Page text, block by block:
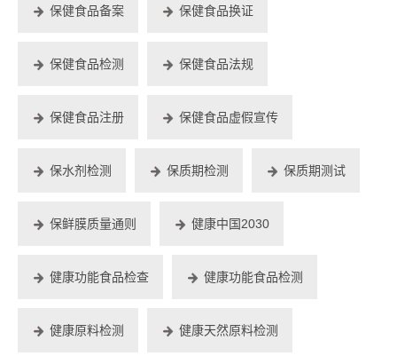
保健食品备案 保健食品换证
保健食品检测 保健食品法规
保健食品注册 保健食品虚假宣传
保水剂检测 保质期检测 保质期测试
保鲜膜质量通则 健康中国2030
健康功能食品检查 健康功能食品检测
健康原料检测 健康天然原料检测